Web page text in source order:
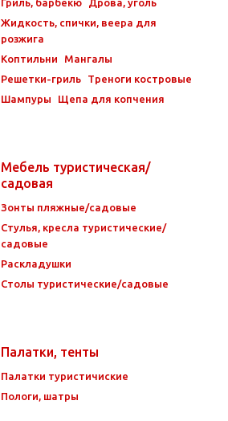
Гриль, барбекю
Дрова, уголь
Жидкость, спички, веера для
розжига
Коптильни
Мангалы
Решетки-гриль
Треноги костровые
Шампуры
Щепа для копчения
Мебель туристическая/
садовая
Зонты пляжные/садовые
Стулья, кресла туристические/
садовые
Раскладушки
Столы туристические/садовые
Палатки, тенты
Палатки туристичиские
Пологи, шатры